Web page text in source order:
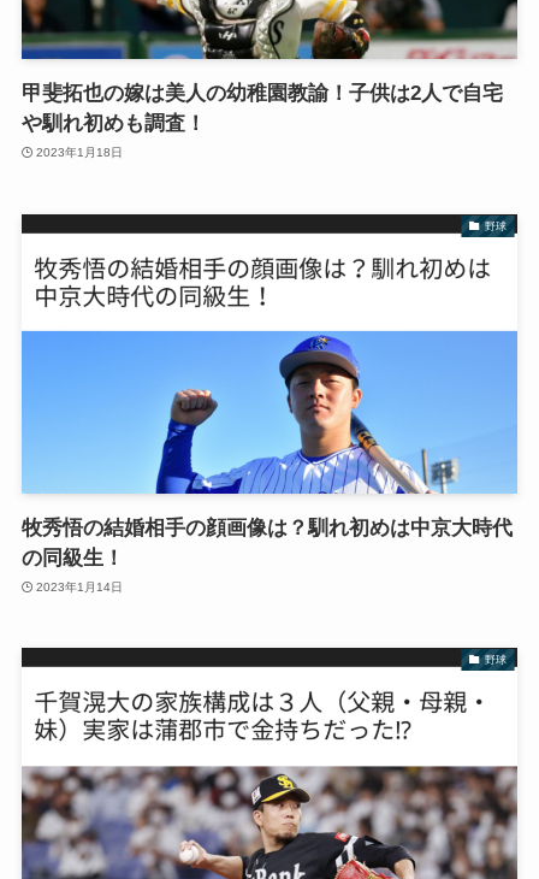
甲斐拓也の嫁は美人の幼稚園教諭！子供は2人で自宅
や馴れ初めも調査！
2023年1月18日
野球
牧秀悟の結婚相手の顔画像は？馴れ初めは中京大時代
の同級生！
2023年1月14日
野球